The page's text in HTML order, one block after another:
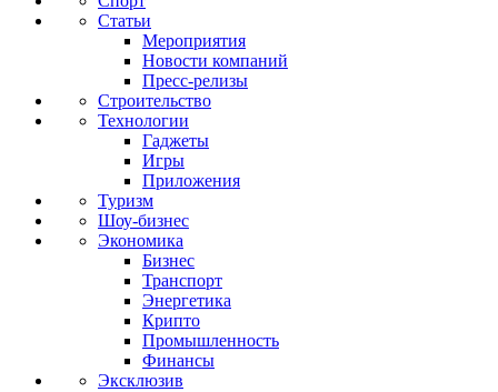
Статьи
Мероприятия
Новости компаний
Пресс-релизы
Строительство
Технологии
Гаджеты
Игры
Приложения
Туризм
Шоу-бизнес
Экономика
Бизнес
Транспорт
Энергетика
Крипто
Промышленность
Финансы
Эксклюзив